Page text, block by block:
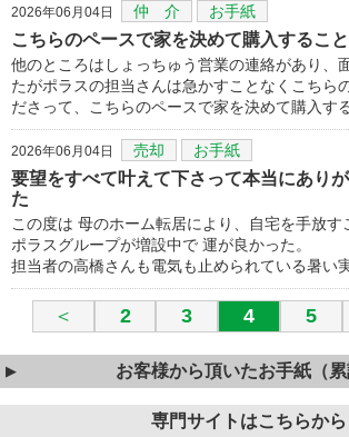
2026年06月04日 仲 介 お手紙
こちらのペースで家を決めて購入するこ
他のところはしょっちゅう営業の連絡があり、
たがポラスの担当さんは急かすことなくこちら
ださって、こちらのペースで家を決めて購入す
2026年06月04日 売却 お手紙
要望をすべて叶えて下さって本当にあり
た
この度は 母のホーム転居により、自宅を手放す
ポラスグループが増設中で 運が良かった。
担当者の高橋さんも電気も止められている暑い
＜ 2 3 4 5
お客様から頂いたお手紙（累
専門サイトはこちらから